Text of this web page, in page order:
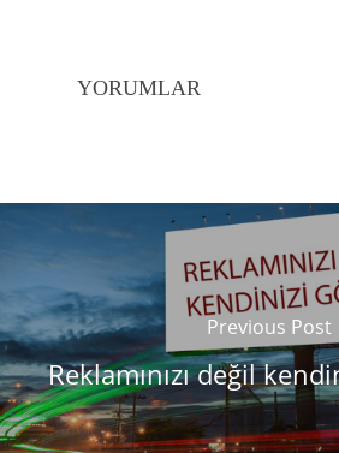
YORUMLAR
Previous Post
Reklamınızı değil